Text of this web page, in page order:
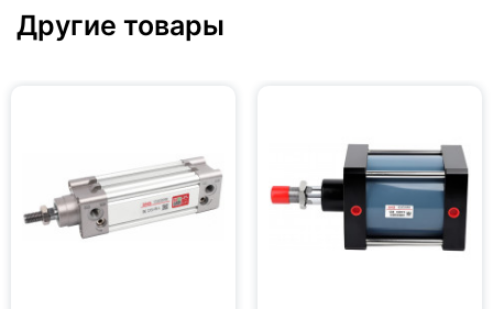
Другие товары